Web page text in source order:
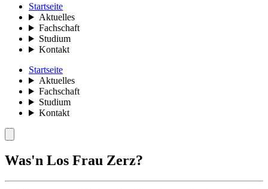
Startseite
Aktuelles
Fachschaft
Studium
Kontakt
Startseite
Aktuelles
Fachschaft
Studium
Kontakt
Was'n Los Frau Zerz?